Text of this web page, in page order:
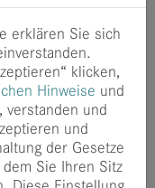
erklären Sie sich
klicken,
Hinweise und
verstanden und
und
der Gesetze
Sie Ihren Sitz
für
setzt das